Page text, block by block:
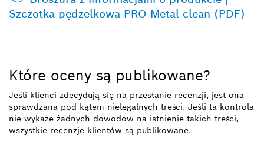
Szczotka pędzelkowa PRO Metal clean (PDF)
Które oceny są publikowane?
Jeśli klienci zdecydują się na przesłanie recenzji, jest ona
sprawdzana pod kątem nielegalnych treści. Jeśli ta kontrola
nie wykaże żadnych dowodów na istnienie takich treści,
wszystkie recenzje klientów są publikowane.